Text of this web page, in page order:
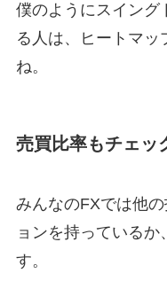
僕のようにスイング
る人は、ヒートマッ
ね。
売買比率もチェッ
みんなのFXでは他
ョンを持っているか
す。